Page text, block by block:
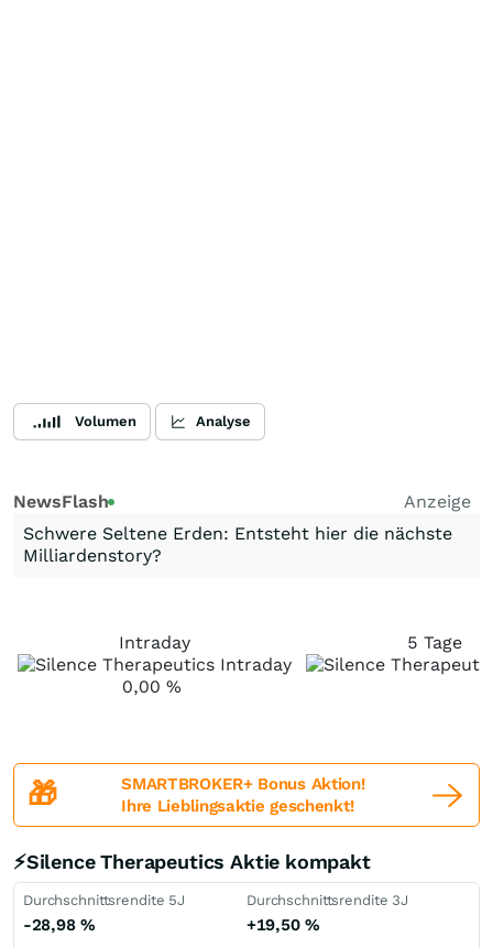
Volumen Analyse
NewsFlash
Anzeige
Schwere Seltene Erden: Entsteht hier die nächste
Milliardenstory?
Intraday
0,00 %
5 Tage
🎁
SMARTBROKER+ Bonus Aktion!
Ihre Lieblingsaktie geschenkt!
⚡Silence Therapeutics Aktie kompakt
Durchschnittsrendite 5J
-28,98 %
Durchschnittsrendite 3J
+19,50 %